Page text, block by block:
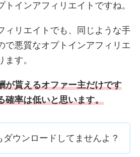
トインアフィリエイトですね。
ィリエイトでも、同じような手
で悪質なオプトインアフィリエ
す。
が貰えるオファー主だけです
確率は低いと思います。
ダウンロードしてませんよ？